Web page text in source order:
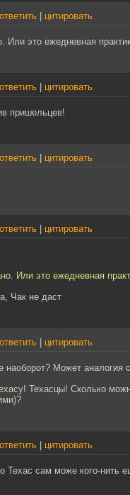
ответить цитировать
Или это ежедневная
ответить цитировать
пришельцев!
ответить цитировать
ответить цитировать
Или это ежедневная
Чак не даст
ответить цитировать
Может аналогия
Техасцы! Сколько
ответить цитировать
Техас сам може кого-нить